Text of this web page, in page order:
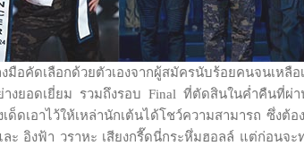
คัดเลือกด้วยตัวเองจากผู้สมัครนับร้อยคนจนเหลื
งยอดเยี่ยม รวมถึงรอบ Final ที่ตัดสินในค่ำคืนที่
ดเอาไว้ให้เหล่านักเต้นได้โชว์ความสามารถ ซึ่ง
อิงฟ้า วราหะ เสียงกรี๊ดนี่กระหึ่มฮอลล์ แต่ก่อนจ